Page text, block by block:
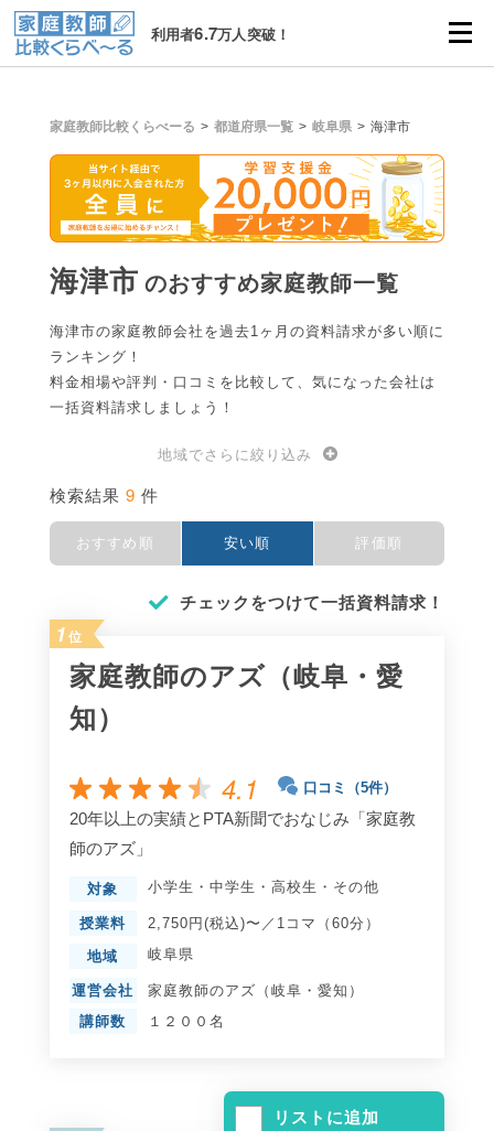
利用者6.7万人突破！
家庭教師比較くらべーる 都道府県一覧 岐阜県 海津市
海津市 のおすすめ家庭教師一覧
海津市の家庭教師会社を過去1ヶ月の資料請求が多い順に
ランキング！
料金相場や評判・口コミを比較して、気になった会社は
一括資料請求しましょう！
地域でさらに絞り込み
検索結果 9 件
おすすめ順 安い順 評価順
チェックをつけて一括資料請求！
1 位
家庭教師のアズ（岐阜・愛
知）
4.1 口コミ（5件）
20年以上の実績とPTA新聞でおなじみ「家庭教
師のアズ」
対象 小学生 ・ 中学生 ・ 高校生 ・ その他
授業料 2,750円(税込)〜／1コマ（60分）
地域 岐阜県
運営会社
家庭教師のアズ（岐阜・愛知）
講師数
１２００名
リストに追加